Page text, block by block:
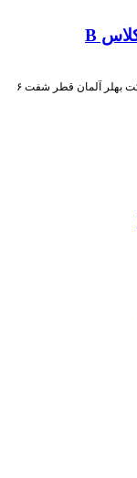
موتور DC 24 ولت (۱٫۱۳٫۰۴۴٫۲۲۱) کلاس B سازنده : شرکت بهلر آلمان قطر شفت ۶